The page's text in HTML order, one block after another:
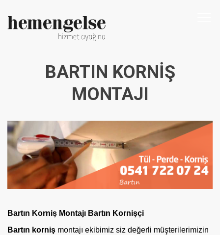
BARTIN KORNIŞ
MONTAJI
Bartın Korniş Montajı Bartın Kornişçi
Bartın korniş montajı ekibimiz siz değerli müşterilerimizin